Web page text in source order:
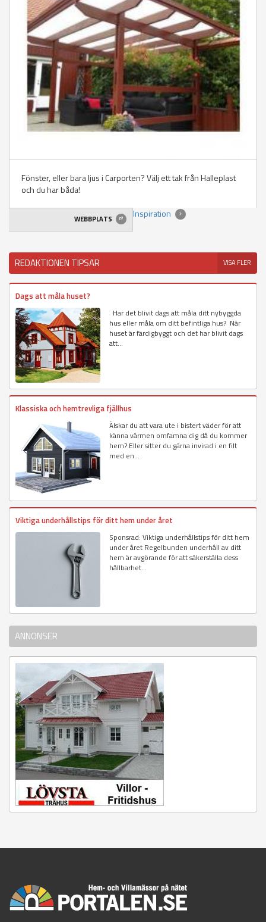
Fönster, eller bara ljus i Carporten? Välj ett tak från Halleplast
och du har båda!
Inspiration
WEBBPLATS
REDAKTIONEN TIPSAR VISA FLER
Dags att måla huset?
Har det blivit dags att måla ditt nybyggda
hus eller måla om ditt befintliga hus? När
huset är färdigbyggt och det har blivit dags
att...
Klassiska och hemtrevliga fjällhus
Älskar du att vara ute i bistert väder för att
känna värmen omfamna dig då du kommer
hem? Eller sitter du gärna invirad i en filt
med en...
Viktiga underhållstips för ditt hem under året
Sponsrad: Viktiga underhållstips för ditt hem
under året Regelbunden underhåll av ditt
hem är avgörande för att säkerställa dess
hållbarhet...
ANNONSER